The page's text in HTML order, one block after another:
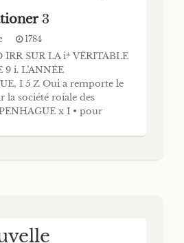
3
1784
IRR SUR LA i* VÉRITABLE
i. L’ANNÉE
I 5 Z Oui a remporte le
la société roíale des
x I • pour
Roïal en Mathématiques,